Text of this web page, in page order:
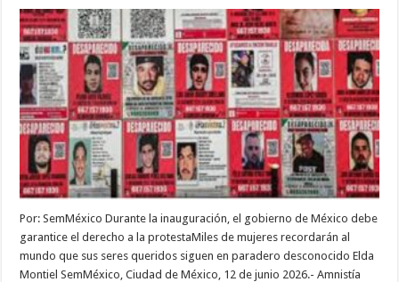
Por: SemMéxico Durante la inauguración, el gobierno de México debe
garantice el derecho a la protestaMiles de mujeres recordarán al
mundo que sus seres queridos siguen en paradero desconocido Elda
Montiel SemMéxico, Ciudad de México, 12 de junio 2026.- Amnistía